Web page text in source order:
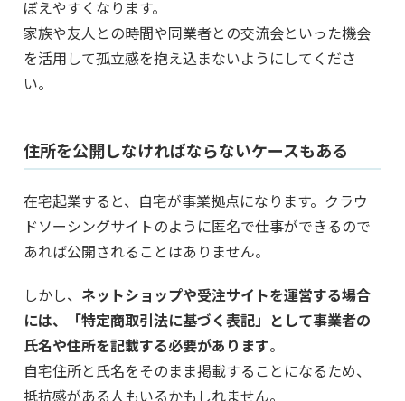
ぼえやすくなります。
家族や友人との時間や同業者との交流会といった機会
を活用して孤立感を抱え込まないようにしてくださ
い。
住所を公開しなければならないケースもある
在宅起業すると、自宅が事業拠点になります。クラウ
ドソーシングサイトのように匿名で仕事ができるので
あれば公開されることはありません。
しかし、 ネットショップや受注サイトを運営する場合
には、「特定商取引法に基づく表記」として事業者の
氏名や住所を記載する必要があります。
自宅住所と氏名をそのまま掲載することになるため、
抵抗感がある人もいるかもしれません。